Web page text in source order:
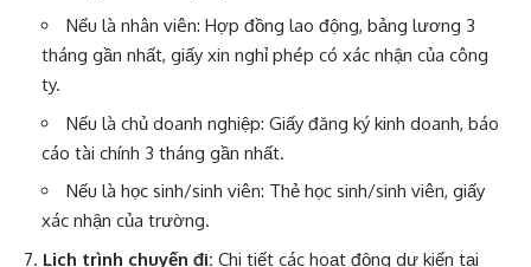
Nếu là nhân viên: Hợp đồng lao động, bảng lương 3
tháng gần nhất, giấy xin nghỉ phép có xác nhận của công
ty.
Nếu là chủ doanh nghiệp: Giấy đăng ký kinh doanh, báo
cáo tài chính 3 tháng gần nhất.
Nếu là học sinh/sinh viên: Thẻ học sinh/sinh viên, giấy
xác nhận của trường.
Lịch trình chuyến đi: Chi tiết các hoạt động dự kiến tại